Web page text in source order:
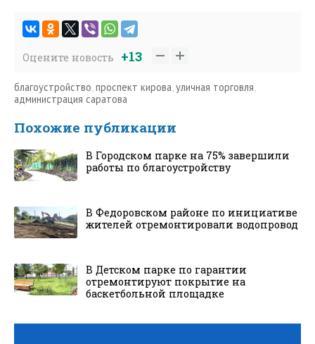
Оцените новость +13
благоустройство,проспект кирова,уличная торговля,
администрация саратова
Похожие публикации
В Городском парке на 75% завершили
работы по благоустройству
В Федоровском районе по инициативе
жителей отремонтировали водопровод
В Детском парке по гарантии
отремонтируют покрытие на
баскетбольной площадке